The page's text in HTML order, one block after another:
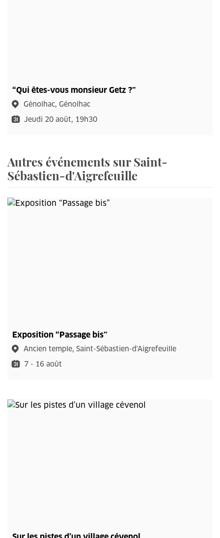
“Qui êtes-vous monsieur Getz ?”
Génolhac, Génolhac
Jeudi 20 août, 19h30
Autres événements sur Saint-
Sébastien-d'Aigrefeuille
Exposition “Passage bis”
Ancien temple, Saint-Sébastien-d'Aigrefeuille
7 - 16 août